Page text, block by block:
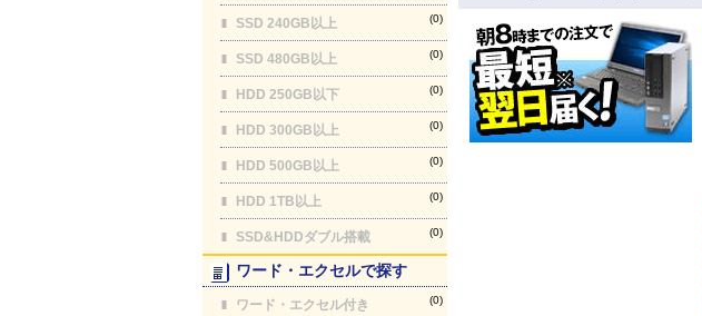
SSD 240GB以上 (0)
SSD 480GB以上 (0)
HDD 250GB以下 (0)
HDD 300GB以上 (0)
HDD 500GB以上 (0)
HDD 1TB以上 (0)
SSD&HDDダブル搭載 (0)
ワード・エクセルで探す
ワード・エクセル付き (0)